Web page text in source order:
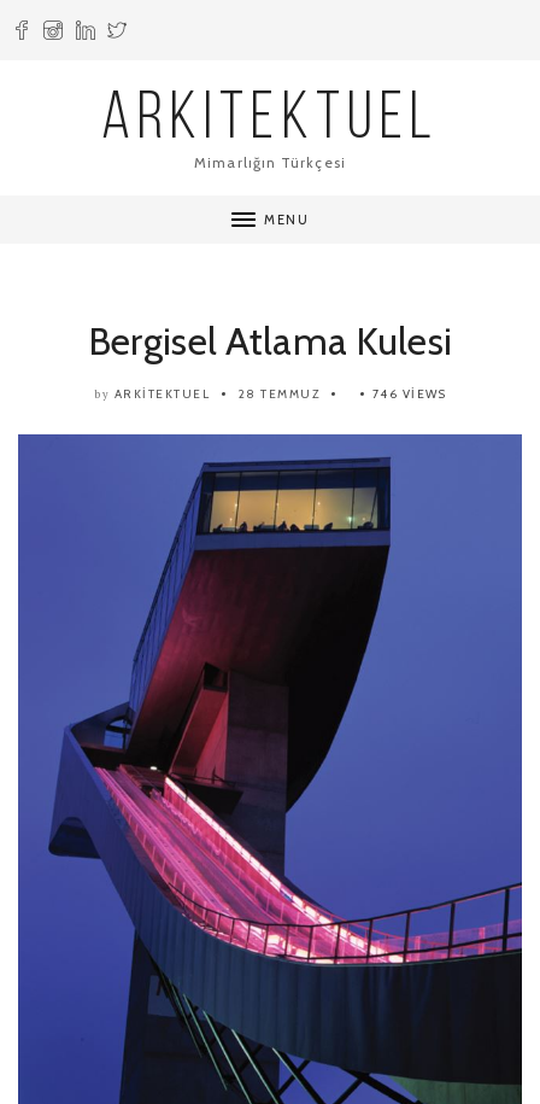
ARKITEKTUEL
Mimarlığın Türkçesi
MENU
Bergisel Atlama Kulesi
by ARKITEKTUEL 28 TEMMUZ 746 VIEWS